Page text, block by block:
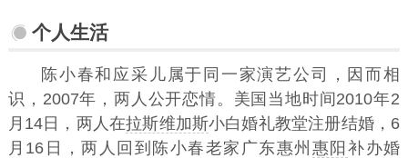
个人生活
陈小春和应采儿属于同一家演艺公司，因而相
识，2007年，两人公开恋情。美国当地时间2010年2
月14日，两人在拉斯维加斯小白婚礼教堂注册结婚，6
月16日，两人回到陈小春老家广东惠州 惠阳 补办婚